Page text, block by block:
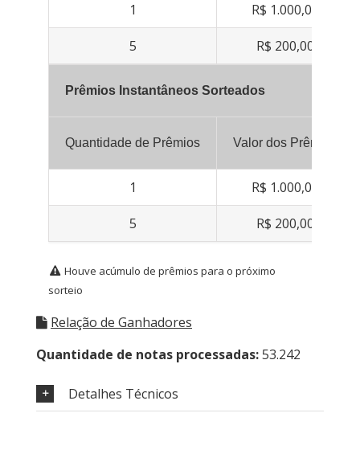
1 R$ 1.000,00
5 R$ 200,00
Prêmios Instantâneos Sorteados
Quantidade de Prêmios Valor dos Prêmios
1 R$ 1.000,00
5 R$ 200,00
Houve acúmulo de prêmios para o próximo
sorteio
Relação de Ganhadores
Quantidade de notas processadas:53.242
Detalhes Técnicos